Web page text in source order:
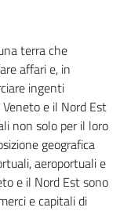
terra che
affari e, in
ingenti
e il Nord Est
non solo per il loro
geografica
aeroportuali e
e il Nord Est sono
e capitali di